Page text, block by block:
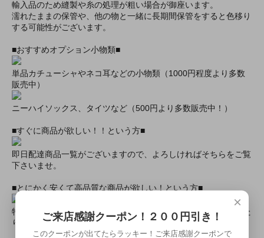
輸入品のため縫製や糸の処理が粗い場合が御座います。
濡れたままの保管や、他の物と一緒に長期間保管をすると色移り
する可能性がございます。
■おすすめオプション小物類■
単品カチューシャやネコ耳などの小物類（1000円程度より多数
販売中）
ニーハイソックス、タイツなど（500円より多数販売中！）
■すぐに商品が欲しい！！という方■
即日配達商品一覧がございますので、よろしければそちらをご覧
下さいませ。
■とにかく安くて高品質な商品が欲しい！という方■
特別割引商品を掲載しています！最大８０％引きの商品もあった
りします！
×
ご来店感謝クーポン！２００円引き！
このクーポンが出てたらラッキー！ご来店感謝クーポンで